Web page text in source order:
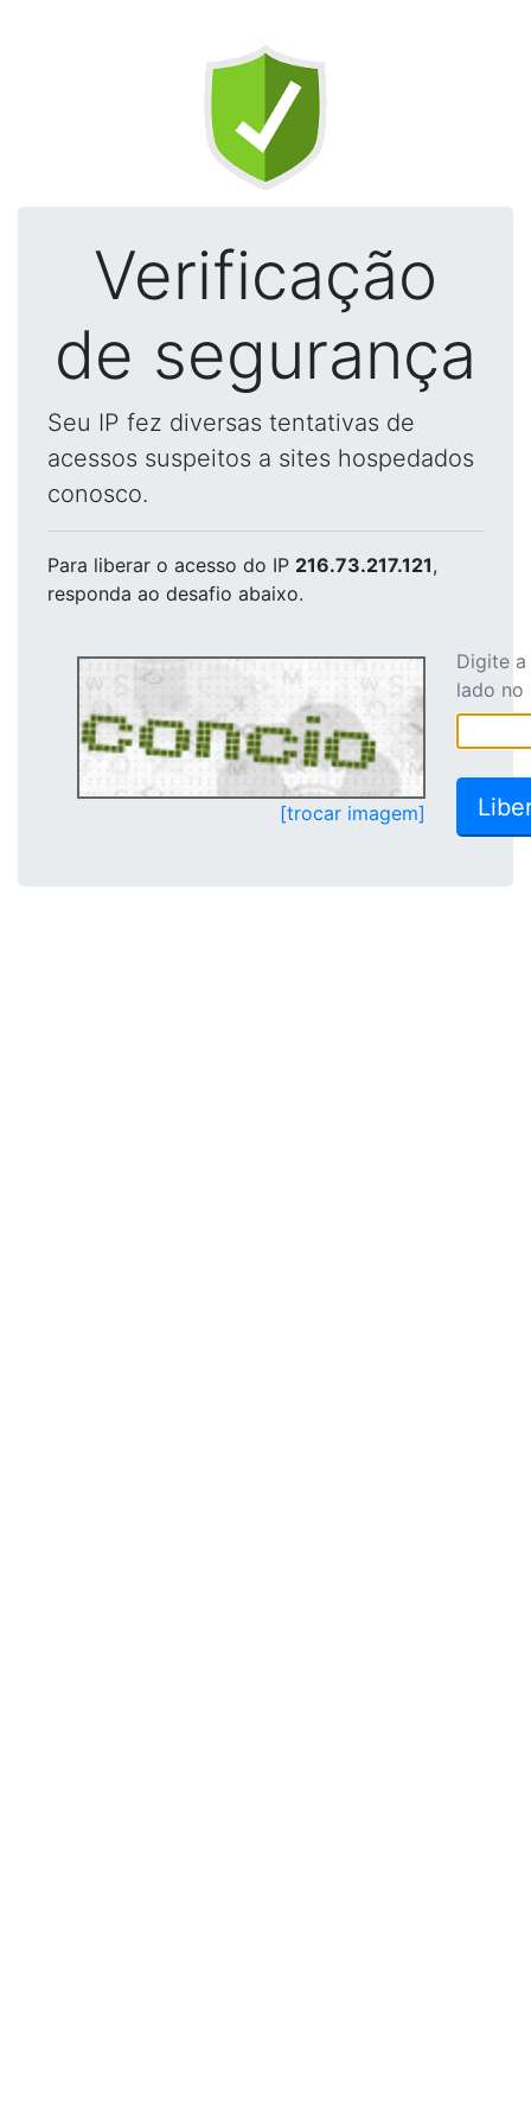
Verificação
de segurança
Seu IP fez diversas tentativas de
acessos suspeitos a sites hospedados
conosco.
Para liberar o acesso do IP 216.73.217.121,
responda ao desafio abaixo.
[trocar imagem]
Digite
lado no